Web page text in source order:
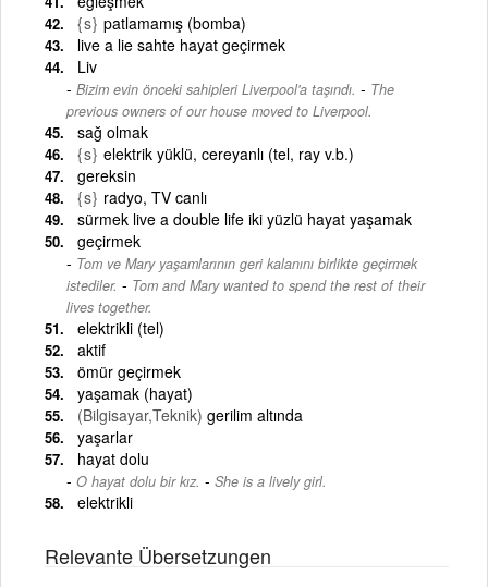
{s} patlamamış (bomba)
live a lie sahte hayat geçirmek
Liv
Bizim evin önceki sahipleri Liverpool'a taşındı. - The
previous owners of our house moved to Liverpool.
sağ olmak
{s} elektrik yüklü, cereyanlı (tel, ray v.b.)
gereksin
{s} radyo, TV canlı
sürmek live a double life iki yüzlü hayat yaşamak
geçirmek
Tom ve Mary yaşamlarının geri kalanını birlikte geçirmek
istediler. - Tom and Mary wanted to spend the rest of their
lives together.
elektrikli (tel)
aktif
ömür geçirmek
yaşamak (hayat)
(Bilgisayar,Teknik) gerilim altında
yaşarlar
hayat dolu
O hayat dolu bir kız. - She is a lively girl.
elektrikli
Relevante Übersetzungen